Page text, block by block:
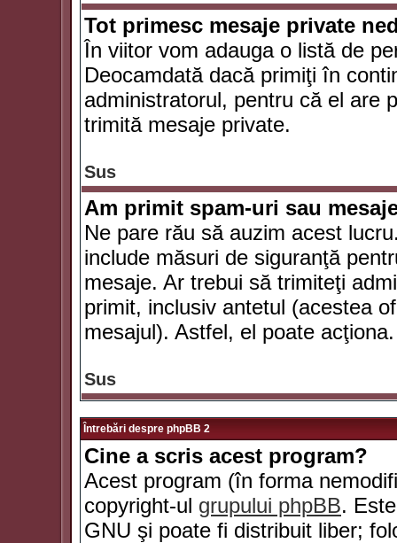
Tot primesc mesaje private
În viitor vom adauga o listă de
Deocamdată dacă primiţi în
administratorul, pentru că el are
trimită mesaje private.
Sus
Am primit spam-uri sau
Ne pare rău să auzim acest
include măsuri de siguranţă
mesaje. Ar trebui să trimiteţi
primit, inclusiv antetul (acestea
mesajul). Astfel, el poate acţiona.
Sus
Întrebări despre phpBB 2
Cine a scris acest program?
Acest program (în forma
copyright-ul grupului phpBB.
GNU şi poate fi distribuit liber;